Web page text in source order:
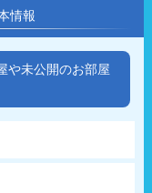
情報
や未公開のお部屋